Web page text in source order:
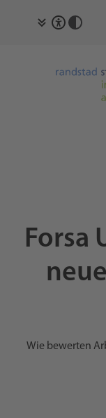
Forsa
Wie bewerten